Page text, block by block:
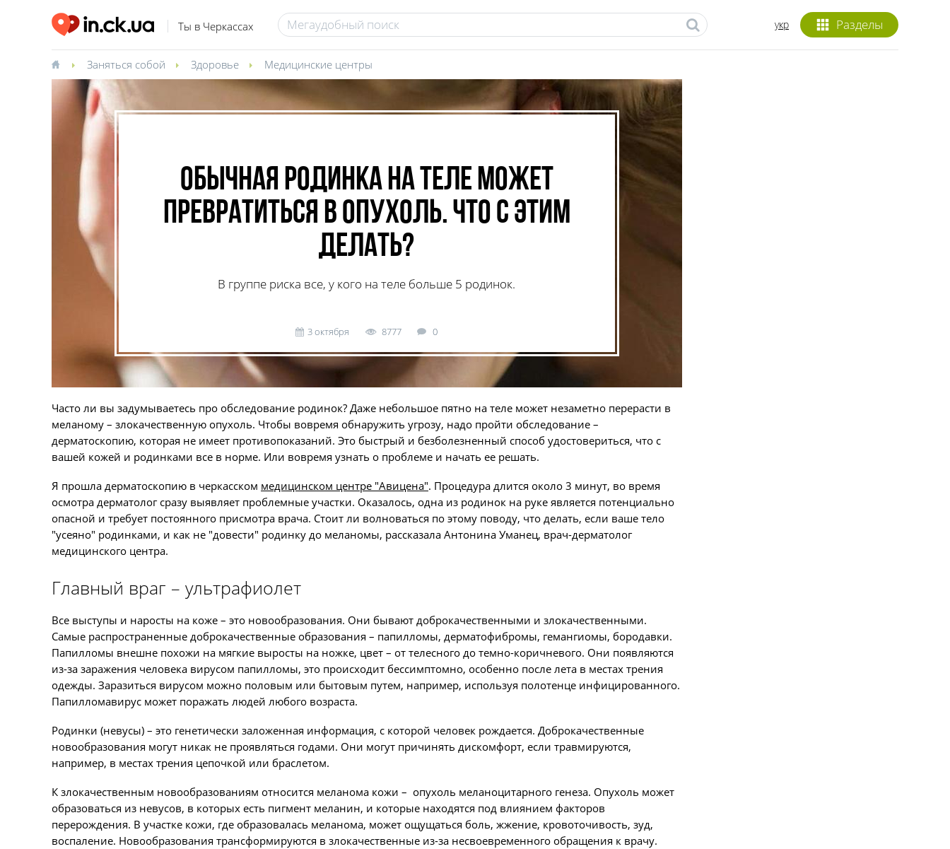
Ты в Черкассах Разделы
укр
Заняться собой Здоровье Медицинские центры
Обычная родинка на теле может
превратиться в опухоль. Что с этим
делать?
В группе риска все, у кого на теле больше 5 родинок.
3 октября 8777 0
Часто ли вы задумываетесь про обследование родинок? Даже небольшое пятно на теле может незаметно перерасти в
меланому – злокачественную опухоль. Чтобы вовремя обнаружить угрозу, надо пройти обследование –
дерматоскопию, которая не имеет противопоказаний. Это быстрый и безболезненный способ удостовериться, что с
вашей кожей и родинками все в норме. Или вовремя узнать о проблеме и начать ее решать.
Я прошла дерматоскопию в черкасском медицинском центре "Авицена". Процедура длится около 3 минут, во время
осмотра дерматолог сразу выявляет проблемные участки. Оказалось, одна из родинок на руке является потенциально
опасной и требует постоянного присмотра врача. Стоит ли волноваться по этому поводу, что делать, если ваше тело
"усеяно" родинками, и как не "довести" родинку до меланомы, рассказала Антонина Уманец, врач-дерматолог
медицинского центра.
Главный враг – ультрафиолет
Все выступы и наросты на коже – это новообразования. Они бывают доброкачественными и злокачественными.
Самые распространенные доброкачественные образования – папилломы, дерматофибромы, гемангиомы, бородавки.
Папилломы внешне похожи на мягкие выросты на ножке, цвет – от телесного до темно-коричневого. Они появляются
из-за заражения человека вирусом папилломы, это происходит бессимптомно, особенно после лета в местах трения
одежды. Заразиться вирусом можно половым или бытовым путем, например, используя полотенце инфицированного.
Папилломавирус может поражать людей любого возраста.
Родинки (невусы) – это генетически заложенная информация, с которой человек рождается. Доброкачественные
новообразования могут никак не проявляться годами. Они могут причинять дискомфорт, если травмируются,
например, в местах трения цепочкой или браслетом.
К злокачественным новообразованиям относится меланома кожи – опухоль меланоцитарного генеза. Опухоль может
образоваться из невусов, в которых есть пигмент меланин, и которые находятся под влиянием факторов
перерождения. В участке кожи, где образовалась меланома, может ощущаться боль, жжение, кровоточивость, зуд,
воспаление. Новообразования трансформируются в злокачественные из-за несвоевременного обращения к врачу.